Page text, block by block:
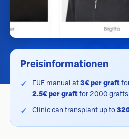
Preisinformationen
FUE manual at 3€ per graft
2.5€ per graft for 2000 grafts.
Clinic can transplant up to